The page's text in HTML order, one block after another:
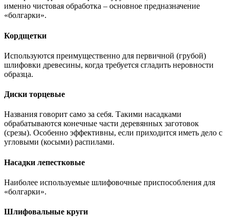
именно чистовая обработка – основное предназначение
«болгарки».
Кордщетки
Используются преимущественно для первичной (грубой)
шлифовки древесины, когда требуется сгладить неровности
образца.
Диски торцевые
Названия говорит само за себя. Такими насадками
обрабатываются конечные части деревянных заготовок
(срезы). Особенно эффективны, если приходится иметь дело с
угловыми (косыми) распилами.
Насадки лепестковые
Наиболее используемые шлифовочные приспособления для
«болгарки».
Шлифовальные круги